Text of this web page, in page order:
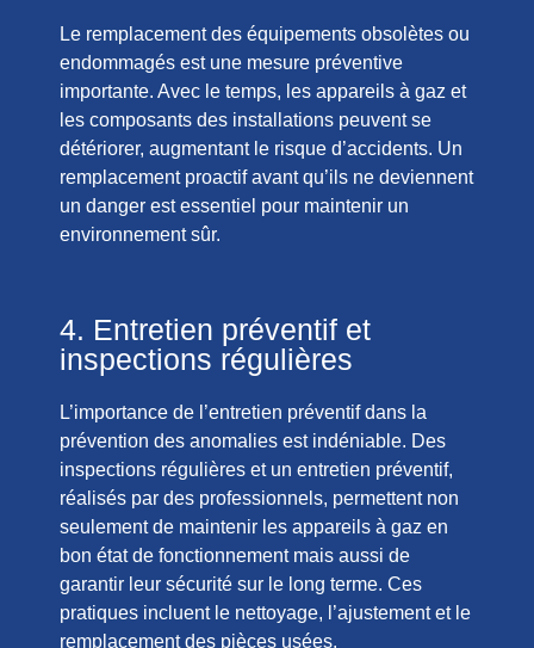
Le remplacement des équipements obsolètes ou
endommagés est une mesure préventive
importante. Avec le temps, les appareils à gaz et
les composants des installations peuvent se
détériorer, augmentant le risque d’accidents. Un
remplacement proactif avant qu’ils ne deviennent
un danger est essentiel pour maintenir un
environnement sûr.
4. Entretien préventif et
inspections régulières
L’importance de l’entretien préventif dans la
prévention des anomalies est indéniable. Des
inspections régulières et un entretien préventif,
réalisés par des professionnels, permettent non
seulement de maintenir les appareils à gaz en
bon état de fonctionnement mais aussi de
garantir leur sécurité sur le long terme. Ces
pratiques incluent le nettoyage, l’ajustement et le
remplacement des pièces usées.